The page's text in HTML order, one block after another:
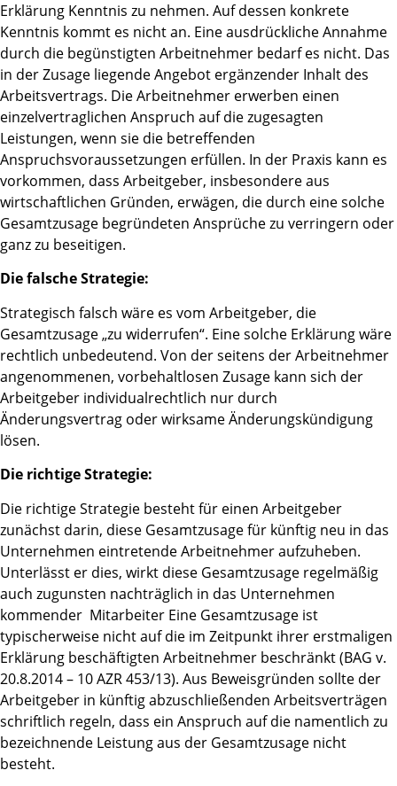
Erklärung Kenntnis zu nehmen. Auf dessen konkrete
Kenntnis kommt es nicht an. Eine ausdrückliche Annahme
durch die begünstigten Arbeitnehmer bedarf es nicht. Das
in der Zusage liegende Angebot ergänzender Inhalt des
Arbeitsvertrags. Die Arbeitnehmer erwerben einen
einzelvertraglichen Anspruch auf die zugesagten
Leistungen, wenn sie die betreffenden
Anspruchsvoraussetzungen erfüllen. In der Praxis kann es
vorkommen, dass Arbeitgeber, insbesondere aus
wirtschaftlichen Gründen, erwägen, die durch eine solche
Gesamtzusage begründeten Ansprüche zu verringern oder
ganz zu beseitigen.
Die falsche Strategie:
Strategisch falsch wäre es vom Arbeitgeber, die
Gesamtzusage „zu widerrufen“. Eine solche Erklärung wäre
rechtlich unbedeutend. Von der seitens der Arbeitnehmer
angenommenen, vorbehaltlosen Zusage kann sich der
Arbeitgeber individualrechtlich nur durch
Änderungsvertrag oder wirksame Änderungskündigung
lösen.
Die richtige Strategie:
Die richtige Strategie besteht für einen Arbeitgeber
zunächst darin, diese Gesamtzusage für künftig neu in das
Unternehmen eintretende Arbeitnehmer aufzuheben.
Unterlässt er dies, wirkt diese Gesamtzusage regelmäßig
auch zugunsten nachträglich in das Unternehmen
kommender Mitarbeiter Eine Gesamtzusage ist
typischerweise nicht auf die im Zeitpunkt ihrer erstmaligen
Erklärung beschäftigten Arbeitnehmer beschränkt (BAG v.
20.8.2014 – 10 AZR 453/13). Aus Beweisgründen sollte der
Arbeitgeber in künftig abzuschließenden Arbeitsverträgen
schriftlich regeln, dass ein Anspruch auf die namentlich zu
bezeichnende Leistung aus der Gesamtzusage nicht
besteht.